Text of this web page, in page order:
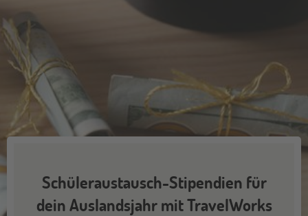
Schüleraustausch-Stipendien für
dein Auslandsjahr mit TravelWorks